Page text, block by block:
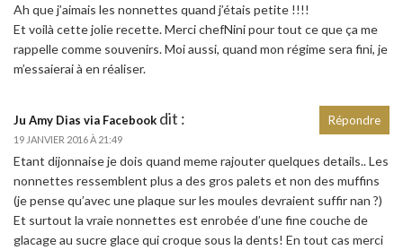
Ah que j’aimais les nonnettes quand j’étais petite !!!!
Et voilà cette jolie recette. Merci chefNini pour tout ce que ça me
rappelle comme souvenirs. Moi aussi, quand mon régime sera fini, je
m’essaierai à en réaliser.
Ju Amy Dias via Facebook dit :
19 JANVIER 2016 À 21:49
Etant dijonnaise je dois quand meme rajouter quelques details.. Les
nonnettes ressemblent plus a des gros palets et non des muffins
(je pense qu’avec une plaque sur les moules devraient suffir nan ?)
Et surtout la vraie nonnettes est enrobée d’une fine couche de
glacage au sucre glace qui croque sous la dents! En tout cas merci
Répondre